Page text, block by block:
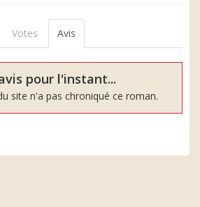
Votes Avis
pour l'instant...
site n'a pas chroniqué ce roman.